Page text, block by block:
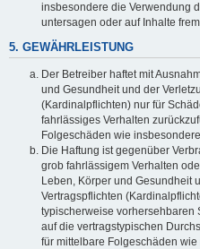
insbesondere die Verwendung
untersagen oder auf Inhalte
5. GEWÄHRLEISTUNG
Der Betreiber haftet mit
und Gesundheit und der
(Kardinalpflichten) nur für
fahrlässiges Verhalten
Folgeschäden wie
Die Haftung ist gegenüber
grob fahrlässigem Verhalten
Leben, Körper und Gesundheit
Vertragspflichten
typischerweise vorhersehbaren
auf die vertragstypischen
für mittelbare Folgeschäden